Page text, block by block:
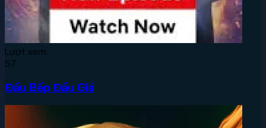
Lượt xem:
57
Đầu Bếp Đấu Giá